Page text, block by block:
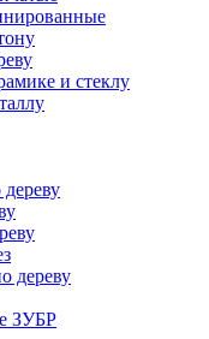
и стеклу
дереву
ЗУБР